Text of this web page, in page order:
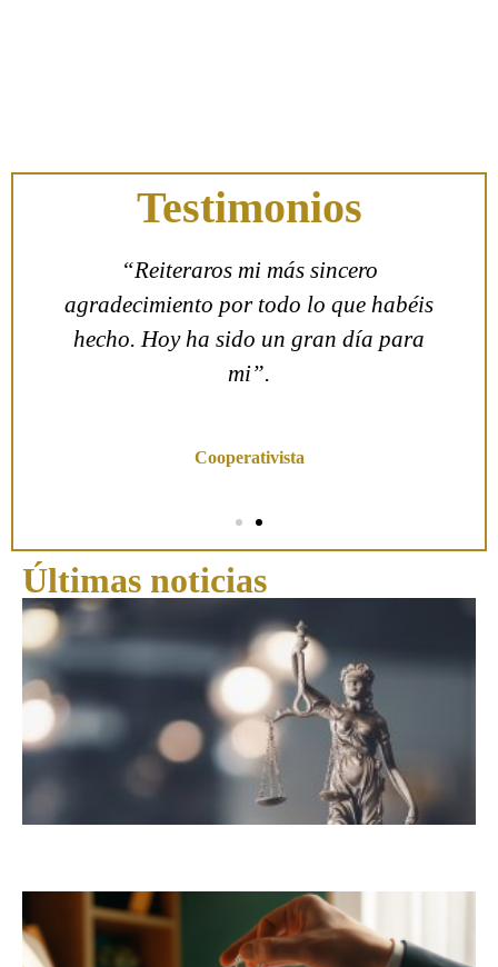
Testimonios
“Reiteraros mi más sincero
agradecimiento por todo lo que habéis
hecho. Hoy ha sido un gran día para
mi”.
Cooperativista
Últimas noticias